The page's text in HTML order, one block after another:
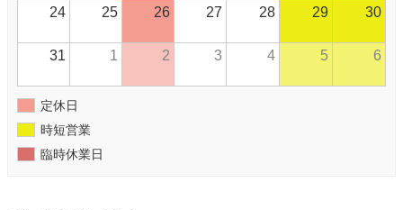
24 25 26 27 28 29 30
31 1 2 3 4 5 6
定休日
時短営業
臨時休業日